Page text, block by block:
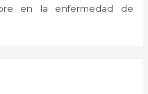
en la enfermedad de